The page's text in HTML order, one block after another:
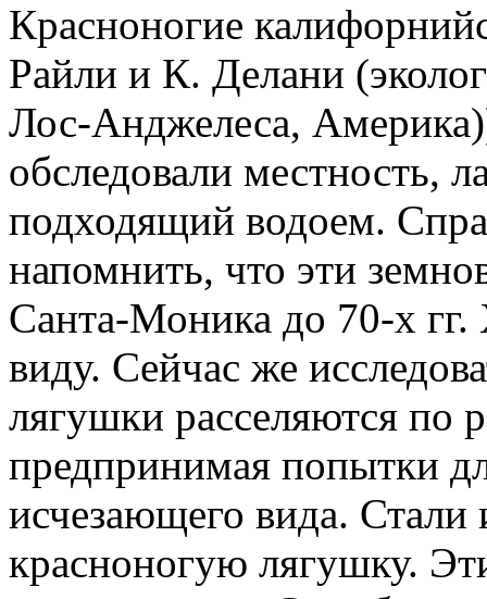
Красноногие
Райли и К. Делани
Лос-Анджелеса,
обследовали местность,
подходящий водоем.
напомнить, что эти
Санта-Моника до 70-х гг.
виду. Сейчас же
лягушки расселяются по
предпринимая попытки
исчезающего вида.
красноногую лягушку.